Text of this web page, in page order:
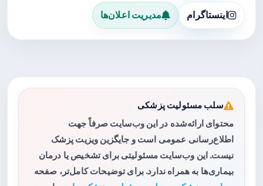
اینستاگرام مدیریت اعلان‌ها
سلب مسئولیت پزشکی
محتوای ارائه‌شده در این وب‌سایت صرفاً جهت
اطلاع‌رسانی عمومی است و جایگزین ویزیت پزشک
نیست. این وب‌سایت مسئولیتی برای تشخیص یا درمان
بیماری‌ها به همراه ندارد. برای توضیحات کامل‌تر، صفحه